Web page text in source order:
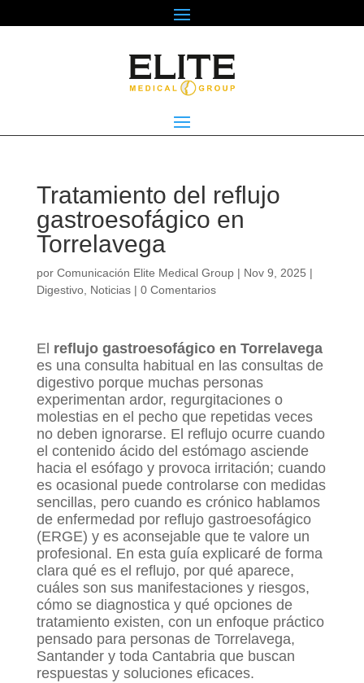
Tratamiento del reflujo
gastroesofágico en
Torrelavega
por Comunicación Elite Medical Group| Nov 9, 2025 |
Digestivo, Noticias| 0 Comentarios
El reflujo gastroesofágico en Torrelavega
es una consulta habitual en las consultas de
digestivo porque muchas personas
experimentan ardor, regurgitaciones o
molestias en el pecho que repetidas veces
no deben ignorarse. El reflujo ocurre cuando
el contenido ácido del estómago asciende
hacia el esófago y provoca irritación; cuando
es ocasional puede controlarse con medidas
sencillas, pero cuando es crónico hablamos
de enfermedad por reflujo gastroesofágico
(ERGE) y es aconsejable que te valore un
profesional. En esta guía explicaré de forma
clara qué es el reflujo, por qué aparece,
cuáles son sus manifestaciones y riesgos,
cómo se diagnostica y qué opciones de
tratamiento existen, con un enfoque práctico
pensado para personas de Torrelavega,
Santander y toda Cantabria que buscan
respuestas y soluciones eficaces.